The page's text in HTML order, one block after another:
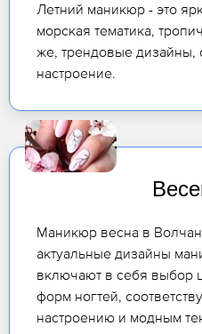
Летний маникюр - это
морская тематика,
же, трендовые дизайны,
настроение.
Маникюр весна в
актуальные дизайны
включают в себя выбор
форм ногтей,
настроению и модным